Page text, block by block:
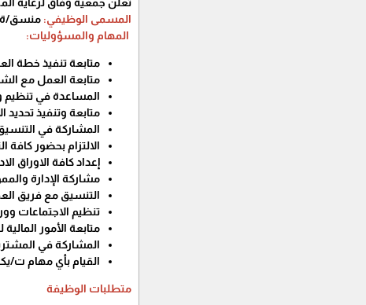
تعلن جمعية وفاق لرعاية
المسمى الوظيفي:منسق/ة
المهام والمسؤوليات:
متابعة تنفيذ خطة
متابعة العمل مع
المساعدة في تنظيم
متابعة وتنفيذ تحديد
المشاركة في
الالتزام بحضور كافة
إعداد كافة الاوراق
مشاركة الإدارة
التنسيق مع فريق
تنظيم الاجتماعات
متابعة الأمور
المشاركة في
القيام بأي مهام ت/